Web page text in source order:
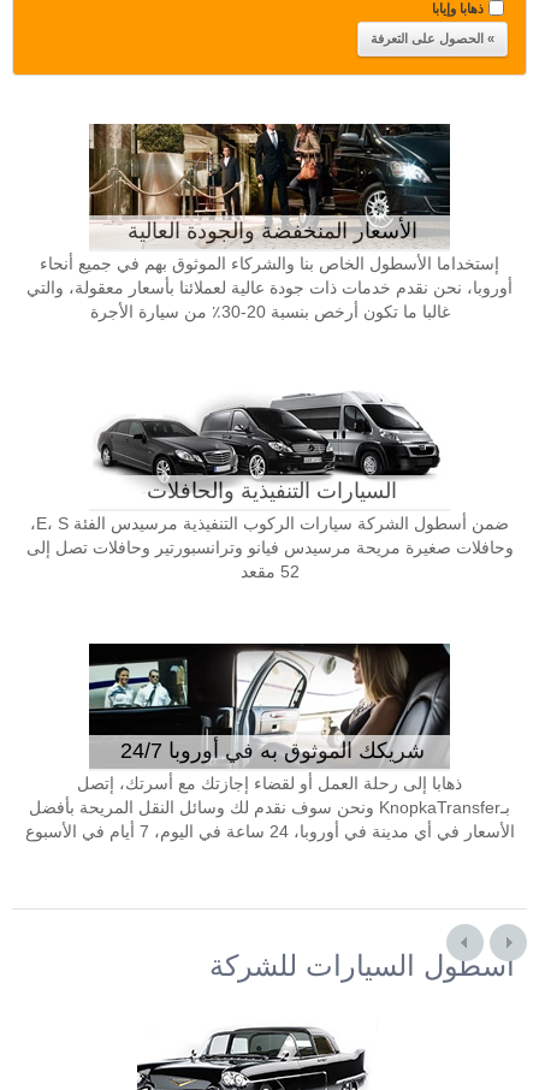
ذهابا وإيابا
الأسعار المنخفضة والجودة العالية
إستخداما الأسطول الخاص بنا والشركاء الموثوق بهم في جميع أنحاء
أوروبا، نحن نقدم خدمات ذات جودة عالية لعملائنا بأسعار معقولة، والتي
غالبا ما تكون أرخص بنسبة 20-30٪ من سيارة الأجرة
السيارات التنفيذية والحافلات
ضمن أسطول الشركة سيارات الركوب التنفيذية مرسيدس الفئة E، S،
وحافلات صغيرة مريحة مرسيدس فيانو وترانسبورتير وحافلات تصل إلى
52 مقعد
شريكك الموثوق به في أوروبا 24/7
ذهابا إلى رحلة العمل أو لقضاء إجازتك مع أسرتك، إتصل
بـKnopkaTransfer ونحن سوف نقدم لك وسائل النقل المريحة بأفضل
الأسعار في أي مدينة في أوروبا، 24 ساعة في اليوم، 7 أيام في الأسبوع
أسطول السيارات للشركة